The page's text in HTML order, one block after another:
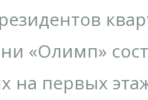
«Олимп»
на первых